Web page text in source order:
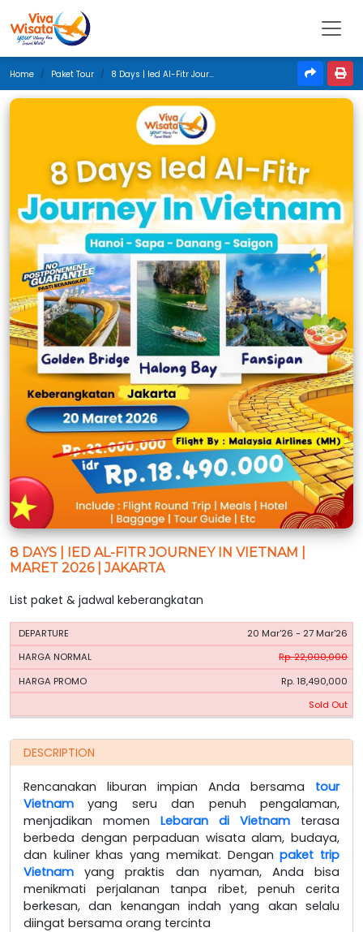
Home Paket Tour 8 Days | Ied Al-Fitr Journey In Vietnam | Maret 2026 | Jakarta
8 DAYS | IED AL-FITR JOURNEY IN VIETNAM |
MARET 2026 | JAKARTA
List paket & jadwal keberangkatan
PERIODE
HARGA
20 Mar'26 - 27 Mar'26
Rp. 22,000,000
Rp. 18,490,000
Sold Out
DESCRIPTION
Rencanakan liburan impian Anda bersama tour
Vietnam yang seru dan penuh pengalaman,
menjadikan momen Lebaran di Vietnam terasa
berbeda dengan perpaduan wisata alam, budaya,
dan kuliner khas yang memikat. Denganpaket trip
Vietnam yang praktis dan nyaman, Anda bisa
menikmati perjalanan tanpa ribet, penuh cerita
berkesan, dan kenangan indah yang akan selalu
diingat bersama orang tercinta